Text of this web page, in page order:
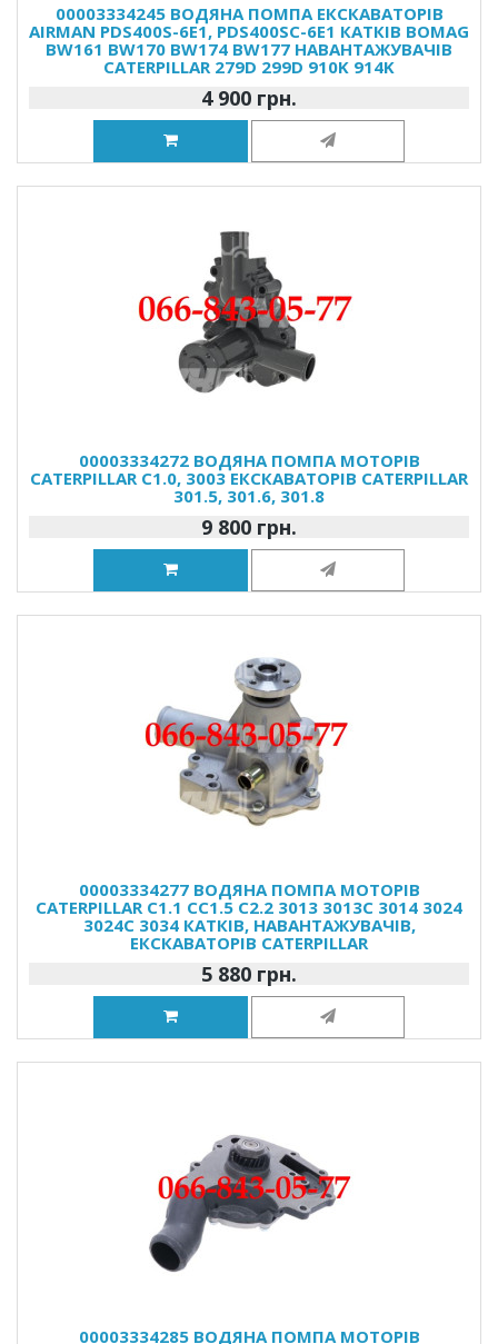
00003334245 ВОДЯНА ПОМПА ЕКСКАВАТОРІВ
AIRMAN PDS400S-6E1, PDS400SC-6E1 КАТКІВ BOMAG
BW161 BW170 BW174 BW177 НАВАНТАЖУВАЧІВ
CATERPILLAR 279D 299D 910K 914K
4 900 грн.
00003334272 ВОДЯНА ПОМПА МОТОРІВ
CATERPILLAR C1.0, 3003 ЕКСКАВАТОРІВ CATERPILLAR
301.5, 301.6, 301.8
9 800 грн.
00003334277 ВОДЯНА ПОМПА МОТОРІВ
CATERPILLAR C1.1 CC1.5 C2.2 3013 3013C 3014 3024
3024C 3034 КАТКІВ, НАВАНТАЖУВАЧІВ,
ЕКСКАВАТОРІВ CATERPILLAR
5 880 грн.
00003334285 ВОДЯНА ПОМПА МОТОРІВ